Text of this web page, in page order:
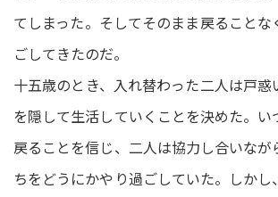
てしまった。そしてそのまま戻ることな
ごしてきたのだ。
十五歳のとき、入れ替わった二人は戸
を隠して生活していくことを決めた。い
戻ることを信じ、二人は協力し合いなが
ちをどうにかやり過ごしていた。しか